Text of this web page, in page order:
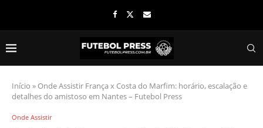
Início » Onde Assistir França x Costa do Marfim: horário, escalação e
detalhes do amistoso em Nantes – Futebol Press
Onde Assistir